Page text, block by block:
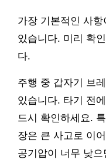
가장 기본적인 사항
있습니다. 미리 확
다.
주행 중 갑자기 브
있습니다. 타기 전
드시 확인하세요.
장은 큰 사고로 이
공기압이 너무 낮